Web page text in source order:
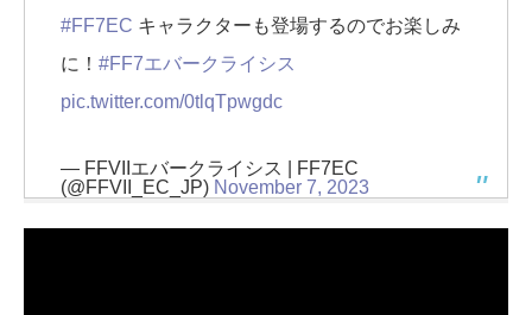
#FF7EC キャラクターも登場するのでお楽しみ
に！ #FF7エバークライシス
pic.twitter.com/0tlqTpwgdc
— FFVIIエバークライシス | FF7EC
(@FFVII_EC_JP) November 7, 2023